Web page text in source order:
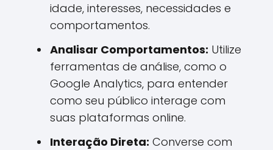
idade, interesses, necessidades e
comportamentos.
Analisar Comportamentos: Utilize
ferramentas de análise, como o
Google Analytics, para entender
como seu público interage com
suas plataformas online.
Interação Direta: Converse com